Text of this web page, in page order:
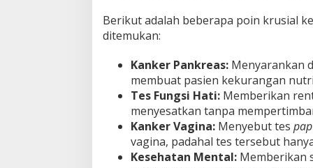
Berikut adalah beberapa poin krusial
ditemukan:
Kanker Pankreas: Menyarankan
membuat pasien kekurangan
Tes Fungsi Hati: Memberikan
menyesatkan tanpa
Kanker Vagina: Menyebut tes
vagina, padahal tes tersebut
Kesehatan Mental: Memberikan